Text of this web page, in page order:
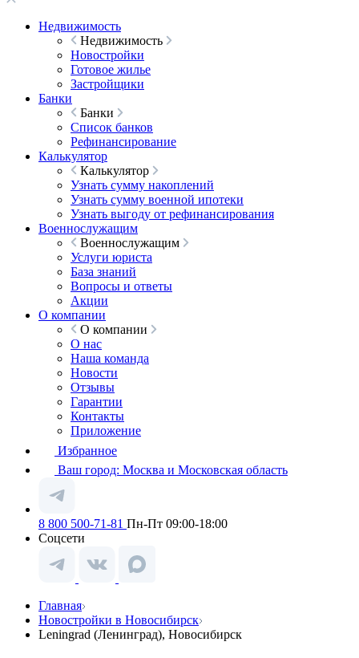
Недвижимость
Недвижимость
Новостройки
Готовое жилье
Застройщики
Банки
Банки
Список банков
Рефинансирование
Калькулятор
Калькулятор
Узнать сумму накоплений
Узнать сумму военной ипотеки
Узнать выгоду от рефинансирования
Военнослужащим
Военнослужащим
Услуги юриста
База знаний
Вопросы и ответы
Акции
О компании
О компании
О нас
Наша команда
Новости
Отзывы
Гарантии
Контакты
Приложение
Избранное
Ваш город: Москва и Московская область
8 800 500-71-81 Пн-Пт 09:00-18:00
Соцсети
Главная
Новостройки в Новосибирск
Leningrad (Ленинград), Новосибирск